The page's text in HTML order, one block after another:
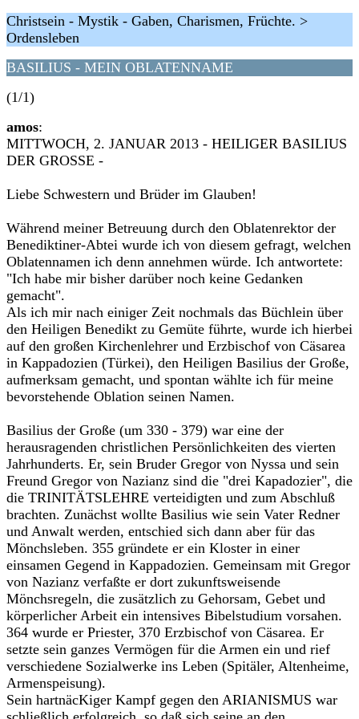
Christsein - Mystik - Gaben, Charismen, Früchte. >
Ordensleben
BASILIUS - MEIN OBLATENNAME
(1/1)
amos:
MITTWOCH, 2. JANUAR 2013 - HEILIGER BASILIUS
DER GROSSE -
Liebe Schwestern und Brüder im Glauben!
Während meiner Betreuung durch den Oblatenrektor der
Benediktiner-Abtei wurde ich von diesem gefragt, welchen
Oblatennamen ich denn annehmen würde. Ich antwortete:
"Ich habe mir bisher darüber noch keine Gedanken
gemacht".
Als ich mir nach einiger Zeit nochmals das Büchlein über
den Heiligen Benedikt zu Gemüte führte, wurde ich hierbei
auf den großen Kirchenlehrer und Erzbischof von Cäsarea
in Kappadozien (Türkei), den Heiligen Basilius der Große,
aufmerksam gemacht, und spontan wählte ich für meine
bevorstehende Oblation seinen Namen.
Basilius der Große (um 330 - 379) war eine der
herausragenden christlichen Persönlichkeiten des vierten
Jahrhunderts. Er, sein Bruder Gregor von Nyssa und sein
Freund Gregor von Nazianz sind die "drei Kapadozier", die
die TRINITÄTSLEHRE verteidigten und zum Abschluß
brachten. Zunächst wollte Basilius wie sein Vater Redner
und Anwalt werden, entschied sich dann aber für das
Mönchsleben. 355 gründete er ein Kloster in einer
einsamen Gegend in Kappadozien. Gemeinsam mit Gregor
von Nazianz verfaßte er dort zukunftsweisende
Mönchsregeln, die zusätzlich zu Gehorsam, Gebet und
körperlicher Arbeit ein intensives Bibelstudium vorsahen.
364 wurde er Priester, 370 Erzbischof von Cäsarea. Er
setzte sein ganzes Vermögen für die Armen ein und rief
verschiedene Sozialwerke ins Leben (Spitäler, Altenheime,
Armenspeisung).
Sein hartnäcKiger Kampf gegen den ARIANISMUS war